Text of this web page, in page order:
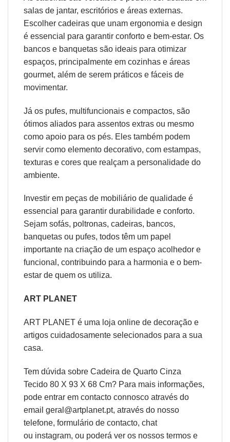
salas de jantar, escritórios e áreas externas.
Escolher cadeiras que unam ergonomia e design
é essencial para garantir conforto e bem-estar. Os
bancos e banquetas são ideais para otimizar
espaços, principalmente em cozinhas e áreas
gourmet, além de serem práticos e fáceis de
movimentar.
Já os pufes, multifuncionais e compactos, são
ótimos aliados para assentos extras ou mesmo
como apoio para os pés. Eles também podem
servir como elemento decorativo, com estampas,
texturas e cores que realçam a personalidade do
ambiente.
Investir em peças de mobiliário de qualidade é
essencial para garantir durabilidade e conforto.
Sejam sofás, poltronas, cadeiras, bancos,
banquetas ou pufes, todos têm um papel
importante na criação de um espaço acolhedor e
funcional, contribuindo para a harmonia e o bem-
estar de quem os utiliza.
ART PLANET
ART PLANET é uma loja online de decoração e
artigos cuidadosamente selecionados para a sua
casa.
Tem dúvida sobre Cadeira de Quarto Cinza
Tecido 80 X 93 X 68 Cm? Para mais informações,
pode entrar em contacto connosco através do
email geral@artplanet.pt, através do nosso
telefone, formulário de contacto, chat
ou instagram, ou poderá ver os nossos termos e